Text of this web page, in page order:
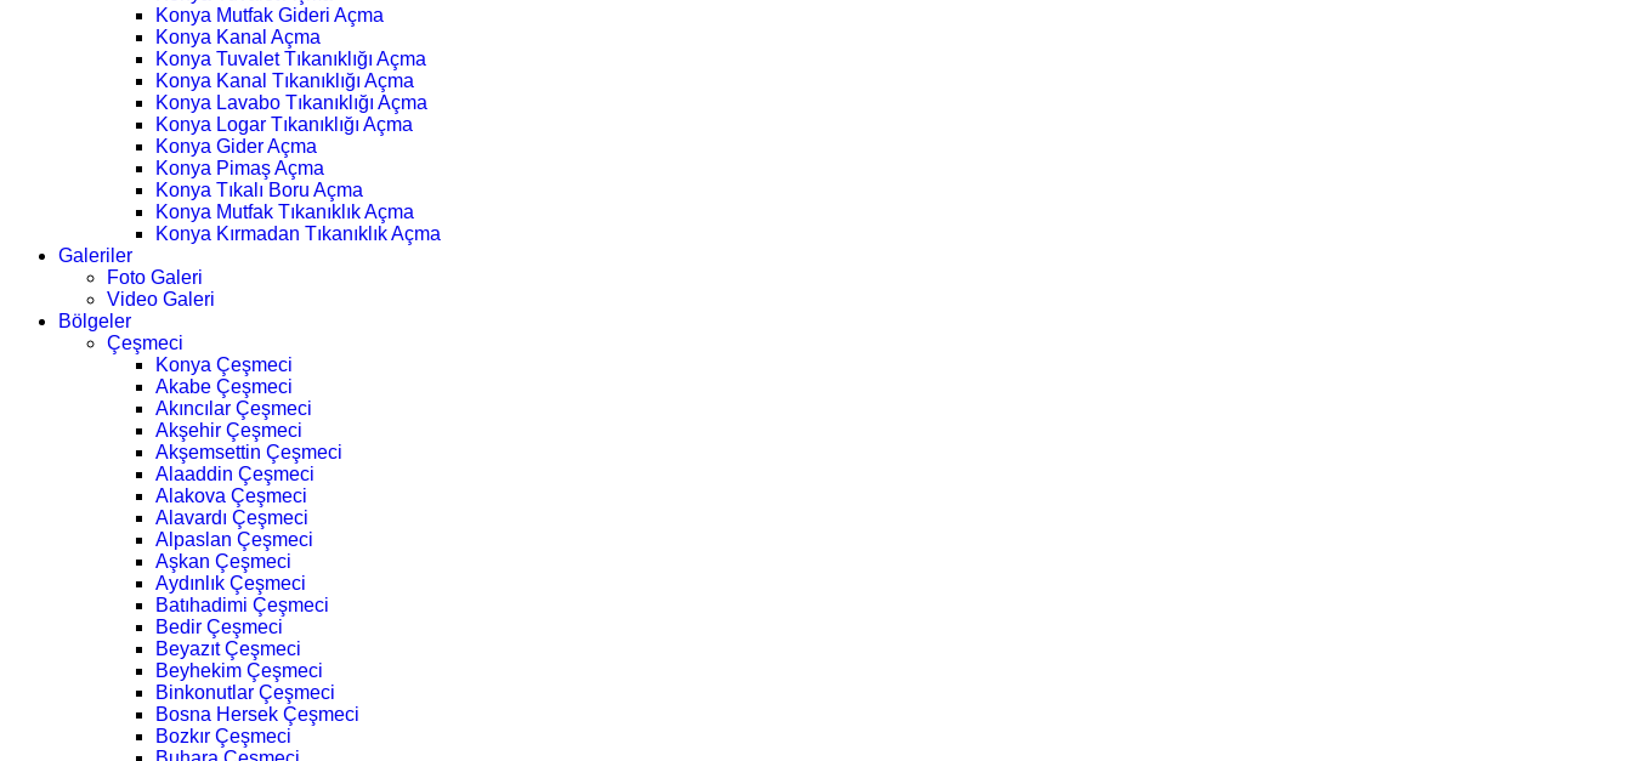
Konya Mutfak Gideri Açma
Konya Kanal Açma
Konya Tuvalet Tıkanıklığı Açma
Konya Kanal Tıkanıklığı Açma
Konya Lavabo Tıkanıklığı Açma
Konya Logar Tıkanıklığı Açma
Konya Gider Açma
Konya Pimaş Açma
Konya Tıkalı Boru Açma
Konya Mutfak Tıkanıklık Açma
Konya Kırmadan Tıkanıklık Açma
Galeriler
Foto Galeri
Video Galeri
Bölgeler
Çeşmeci
Konya Çeşmeci
Akabe Çeşmeci
Akıncılar Çeşmeci
Akşehir Çeşmeci
Akşemsettin Çeşmeci
Alaaddin Çeşmeci
Alakova Çeşmeci
Alavardı Çeşmeci
Alpaslan Çeşmeci
Aşkan Çeşmeci
Aydınlık Çeşmeci
Batıhadimi Çeşmeci
Bedir Çeşmeci
Beyazıt Çeşmeci
Beyhekim Çeşmeci
Binkonutlar Çeşmeci
Bosna Hersek Çeşmeci
Bozkır Çeşmeci